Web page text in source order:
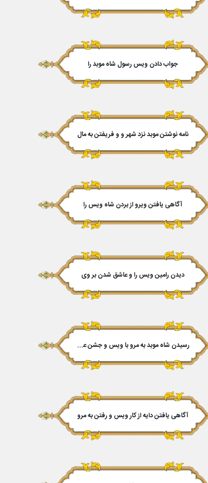
جواب دادن ویس رسول شاه موبد را
نامه نوشتن موبد نزد شهر و و فریفتن به مال
آگاهى یافتن ویرو از بردن شاه ویس را
دیدن رامین ویس را و عاشق شدن بر وى
رسیدن شاه موبد به مرو با ویس و جشن عروسى
آگاهى یافتن دایه از کار ویس و رفتن به مرو